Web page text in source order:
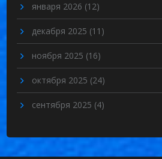
января 2026 (12)
декабря 2025 (11)
ноября 2025 (16)
октября 2025 (24)
сентября 2025 (4)